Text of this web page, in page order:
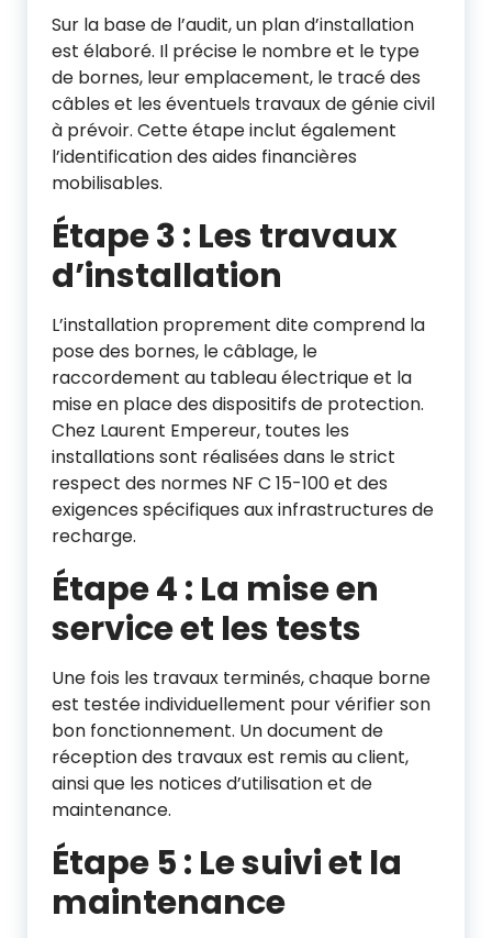
Sur la base de l’audit, un plan d’installation
est élaboré. Il précise le nombre et le type
de bornes, leur emplacement, le tracé des
câbles et les éventuels travaux de génie civil
à prévoir. Cette étape inclut également
l’identification des aides financières
mobilisables.
Étape 3 : Les travaux
d’installation
L’installation proprement dite comprend la
pose des bornes, le câblage, le
raccordement au tableau électrique et la
mise en place des dispositifs de protection.
Chez Laurent Empereur, toutes les
installations sont réalisées dans le strict
respect des normes NF C 15-100 et des
exigences spécifiques aux infrastructures de
recharge.
Étape 4 : La mise en
service et les tests
Une fois les travaux terminés, chaque borne
est testée individuellement pour vérifier son
bon fonctionnement. Un document de
réception des travaux est remis au client,
ainsi que les notices d’utilisation et de
maintenance.
Étape 5 : Le suivi et la
maintenance